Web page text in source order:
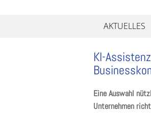
AKTUELLES
KI-
Eine Auswahl
Unternehmen